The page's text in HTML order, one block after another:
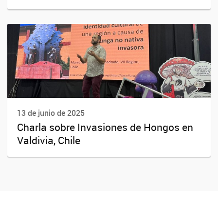
13 de junio de 2025
Charla sobre Invasiones de Hongos en
Valdivia, Chile